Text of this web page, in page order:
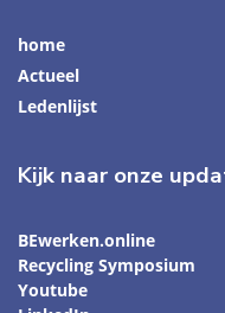
home
Actueel
Ledenlijst
Kijk naar onze
BEwerken.online
Recycling Symposium
Youtube